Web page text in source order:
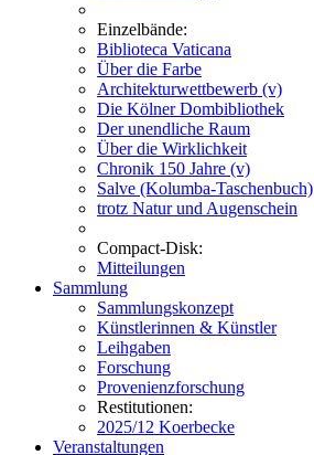
Einzelbände:
Biblioteca Vaticana
Über die Farbe
Architekturwettbewerb (v)
Die Kölner Dombibliothek
Der unendliche Raum
Über die Wirklichkeit
Chronik 150 Jahre (v)
Salve (Kolumba-Taschenbuch)
trotz Natur und Augenschein
Compact-Disk:
Mitteilungen
Sammlung
Sammlungskonzept
Künstlerinnen & Künstler
Leihgaben
Forschung
Provenienzforschung
Restitutionen:
2025/12 Koerbecke
Veranstaltungen